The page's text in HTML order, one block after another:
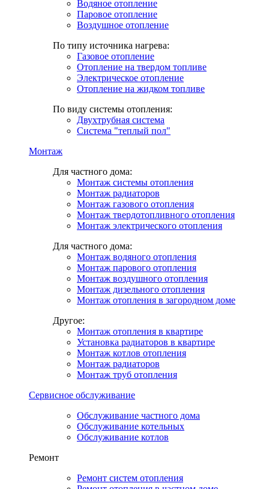
Водяное отопление
Паровое отопление
Воздушное отопление
По типу источника нагрева:
Газовое отопление
Отопление на твердом топливе
Электрическое отопление
Отопление на жидком топливе
По виду системы отопления:
Двухтрубная система
Система "теплый пол"
Монтаж
Для частного дома:
Монтаж системы отопления
Монтаж радиаторов
Монтаж газового отопления
Монтаж твердотопливного отопления
Монтаж электрического отопления
Для частного дома:
Монтаж водяного отопления
Монтаж парового отопления
Монтаж воздушного отопления
Монтаж дизельного отопления
Монтаж отопления в загородном доме
Другое:
Монтаж отопления в квартире
Установка радиаторов в квартире
Монтаж котлов отопления
Монтаж радиаторов
Монтаж труб отопления
Сервисное обслуживание
Обслуживание частного дома
Обслуживание котельных
Обслуживание котлов
Ремонт
Ремонт систем отопления